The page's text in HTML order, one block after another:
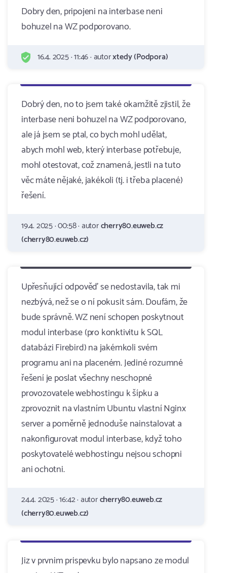
Dobry den, pripojeni na interbase neni
bohuzel na WZ podporovano.
16.4. 2025 · 11:46 · autorxtedy (Podpora)
Dobrý den, no to jsem také okamžitě zjistil, že
interbase neni bohuzel na WZ podporovano,
ale já jsem se ptal, co bych mohl udělat,
abych mohl web, který interbase potřebuje,
mohl otestovat, což znamená, jestli na tuto
věc máte nějaké, jakékoli (tj. i třeba placené)
řešení.
19.4. 2025 · 00:58 · autorcherry80.euweb.cz
(cherry80.euweb.cz)
Upřesňující odpověď se nedostavila, tak mi
nezbývá, než se o ní pokusit sám. Doufám, že
bude správně. WZ není schopen poskytnout
modul interbase (pro konktivitu k SQL
databázi Firebird) na jakémkoli svém
programu ani na placeném. Jediné rozumné
řešení je poslat všechny neschopné
provozovatele webhostingu k šípku a
zprovoznit na vlastním Ubuntu vlastní Nginx
server a poměrně jednoduše nainstalovat a
nakonfigurovat modul interbase, když toho
poskytovatelé webhostingu nejsou schopni
ani ochotni.
24.4. 2025 · 16:42 · autorcherry80.euweb.cz
(cherry80.euweb.cz)
Jiz v prvnim prispevku bylo napsano ze modul